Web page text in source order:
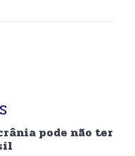
pode não ter